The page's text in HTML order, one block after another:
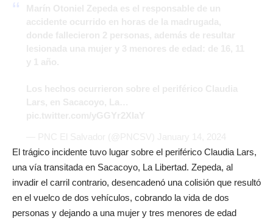
El trágico incidente tuvo lugar sobre el periférico Claudia Lars,
una vía transitada en Sacacoyo, La Libertad. Zepeda, al
invadir el carril contrario, desencadenó una colisión que resultó
en el vuelco de dos vehículos, cobrando la vida de dos
personas y dejando a una mujer y tres menores de edad